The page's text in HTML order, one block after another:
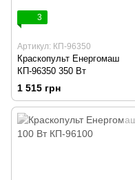
3
Артикул: КП-96350
Краскопульт Енергомаш
КП-96350 350 Вт
1 515 грн